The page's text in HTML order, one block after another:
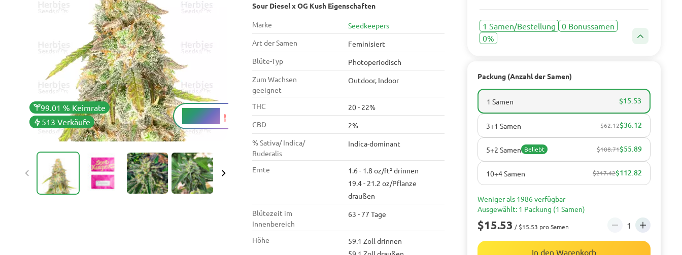
99.01 % Keimrate
513 Verkäufe
20 - 22 %
THC
Sour Diesel x OG Kush Eigenschaften
Marke
Seedkeepers
Art der Samen
Feminisiert
Blüte-Typ
Photoperiodisch
Zum Wachsen
geeignet
Outdoor, Indoor
THC
20 - 22%
CBD
2%
% Sativa/ Indica/
Ruderalis
Indica-dominant
Ernte
1.6 - 1.8 oz/ft² drinnen
19.4 - 21.2 oz/Pflanze
draußen
Blütezeit im
Innenbereich
63 - 77 Tage
Höhe
59.1 Zoll drinnen
verfeinert mit Diesel-, Frucht- und Zitronenaromen,
Note verleihen.
1 Samen/Bestellung
0 Bonussamen
0%
Packung (Anzahl der Samen)
1 Samen $15.53
3+1 Samen $62.12$36.12
5+2 Samen Beliebt $108.71$55.89
10+4 Samen $217.42$112.82
Weniger als 1986 verfügbar
Ausgewählt: 1 Packung (1 Samen)
$15.53 / $15.53 pro Samen
In den Warenkorb